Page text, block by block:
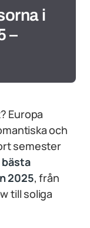
i
–
Europa
och
semester
bästa
2025, från
till soliga